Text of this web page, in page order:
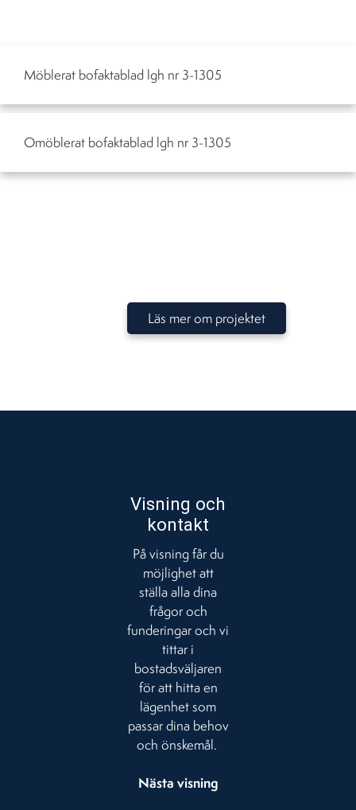
Möblerat bofaktablad lgh nr 3-1305
Omöblerat bofaktablad lgh nr 3-1305
Läs mer om projektet
Visning och
kontakt
På visning får du
möjlighet att
ställa alla dina
frågor och
funderingar och vi
tittar i
bostadsväljaren
för att hitta en
lägenhet som
passar dina behov
och önskemål.
Nästa visning